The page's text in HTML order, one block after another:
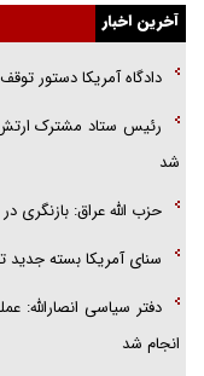
گفت‌وگو با خواهر یکی از
اهل خدمت بی‌منت بود
آخرین اخبار
دادگاه آمریکا دستور توقف ساخت سالن ۴۰۰
رئیس ستاد مشترک ارتش
شد
حزب الله عراق: بازنگری
سنای آمریکا بسته جدید
دفتر سیاسی انصارالله:
انجام شد